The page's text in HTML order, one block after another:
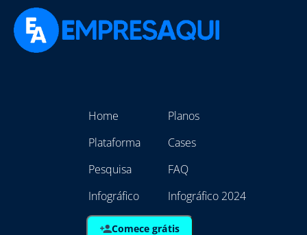
Home
Plataforma
Pesquisa
Infográfico
Planos
Cases
FAQ
Infográfico 2024
Comece grátis